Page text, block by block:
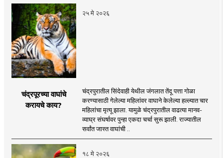
२५ मे २०२६
चंद्रपूरच्या वाघांचे
करायचे काय?
चंद्रपुरातील सिंदेवाही येथील जंगलात तेंदू पत्ता गोळा
करण्यासाठी गेलेल्या महिलांवर वाघाने केलेल्या हल्ल्यात चार
महिलांचा मृत्यू झाला. यामुळे चंद्रपुरातील वाढत्या मानव-
व्याघ्र संघर्षावर पुन्हा एकदा चर्चा सुरू झाली. राज्यातील
सर्वांत जास्त वाघांची ..
१८ मे २०२६